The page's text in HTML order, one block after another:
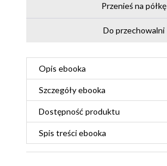
Przenieś na półkę
Do przechowalni
Opis ebooka
Szczegółyebooka
Dostępność produktu
Spis treściebooka